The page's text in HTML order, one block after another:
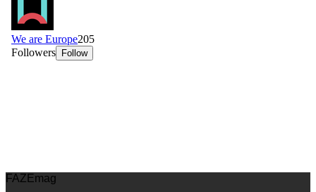
FAZEmag